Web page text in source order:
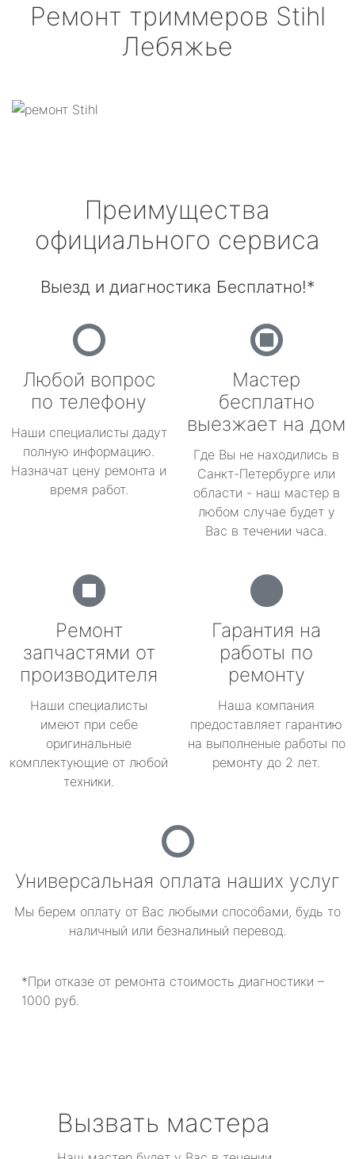
Ремонт триммеров Stihl
Лебяжье
Преимущества
официального сервиса
Выезд и диагностика Бесплатно!*
Любой вопрос
по телефону
Наши специалисты дадут
полную информацию.
Назначат цену ремонта и
время работ.
Мастер
бесплатно
выезжает на дом
Где Вы не находились в
Санкт-Петербурге или
области - наш мастер в
любом случае будет у
Вас в течении часа.
Ремонт
запчастями от
производителя
Наши специалисты
имеют при себе
оригинальные
комплектующие от любой
техники.
Гарантия на
работы по
ремонту
Наша компания
предоставляет гарантию
на выполненые работы по
ремонту до 2 лет.
Универсальная оплата наших услуг
Мы берем оплату от Вас любыми способами, будь то
наличный или безналиный перевод.
*При отказе от ремонта стоимость диагностики –
1000 руб.
Вызвать мастера